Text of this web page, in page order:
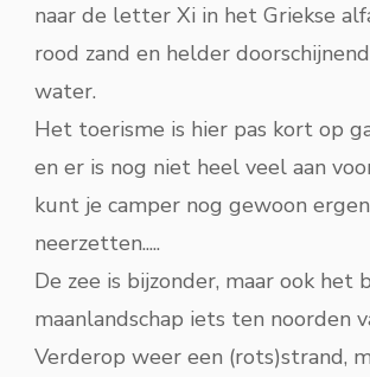
naar de letter Xi in het Griekse
rood zand en helder
water.
Het toerisme is hier pas kort op
en er is nog niet heel veel aan
kunt je camper nog gewoon
neerzetten.....
De zee is bijzonder, maar ook het
maanlandschap iets ten noorden
Verderop weer een (rots)strand,